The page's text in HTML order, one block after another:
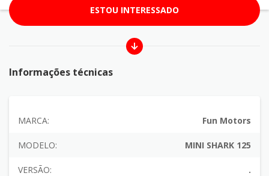
ESTOU INTERESSADO
Informações técnicas
MARCA: Fun Motors
MODELO: MINI SHARK 125
VERSÃO: .